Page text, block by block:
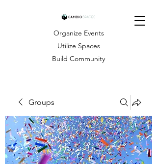
Organize Events
Utilize Spaces
Build Community
Groups